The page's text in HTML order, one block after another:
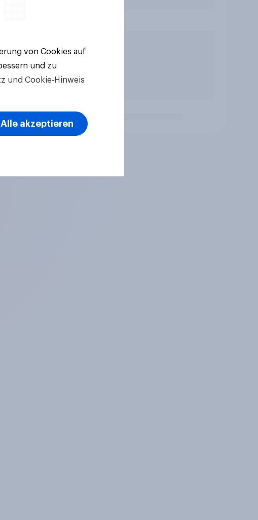
von Cookies auf
und zu
und Cookie-Hinweis
Alle akzeptieren